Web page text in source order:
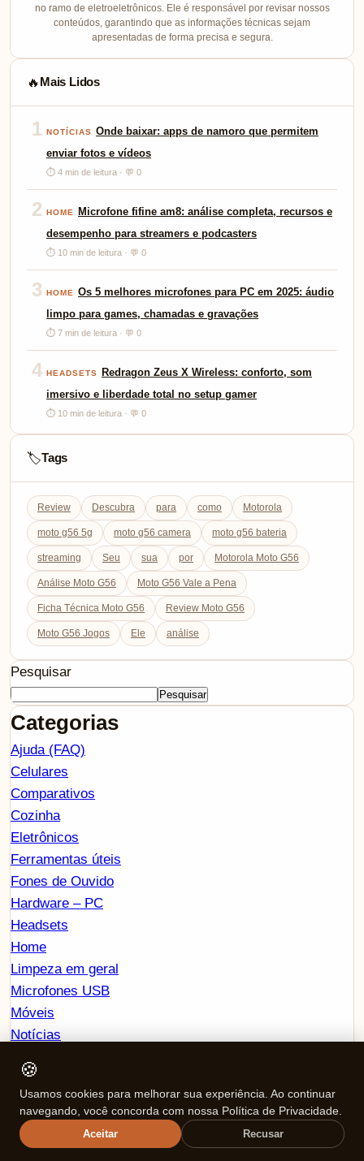
no ramo de eletroeletrônicos. Ele é responsável por revisar nossos
conteúdos, garantindo que as informações técnicas sejam
apresentadas de forma precisa e segura.
🔥 Mais Lidos
1 NOTÍCIAS Onde baixar: apps de namoro que permitem
enviar fotos e vídeos
⏱ 4 min de leitura · 💬 0
2 HOME
Microfone fifine am8: análise completa, recursos e
desempenho para streamers e podcasters
⏱ 10 min de leitura · 💬 0
3 HOME
Os 5 melhores microfones para PC em 2025: áudio
limpo para games, chamadas e gravações
⏱ 7 min de leitura · 💬 0
4 HEADSETS
Redragon Zeus X Wireless: conforto, som
imersivo e liberdade total no setup gamer
⏱ 10 min de leitura · 💬 0
🏷️Tags
Review Descubra para como Motorola
moto g56 5g moto g56 camera moto g56 bateria
streaming Seu sua por Motorola Moto G56
Análise Moto G56 Moto G56 Vale a Pena
Ficha Técnica Moto G56 Review Moto G56
Moto G56 Jogos Ele análise
Pesquisar
Pesquisar
Categorias
Ajuda (FAQ)
Celulares
Comparativos
Cozinha
Eletrônicos
Ferramentas úteis
Fones de Ouvido
Hardware – PC
Headsets
Home
Limpeza em geral
Microfones USB
Móveis
Notícias
Tablets
Tecnologia e Eletrônicos
Tvs Smart
Arquivos
🍪
Usamos cookies para melhorar sua experiência. Ao continuar
navegando, você concorda com nossa Política de Privacidade.
Aceitar Recusar